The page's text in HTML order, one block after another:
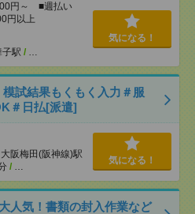
円～ ■週払い
円以上
子駅 / …
気になる！
模試結果もくもく入力＃服
＃日払[派遣]
大阪梅田(阪神線)駅
/ …
気になる！
人気！書類の封入作業など